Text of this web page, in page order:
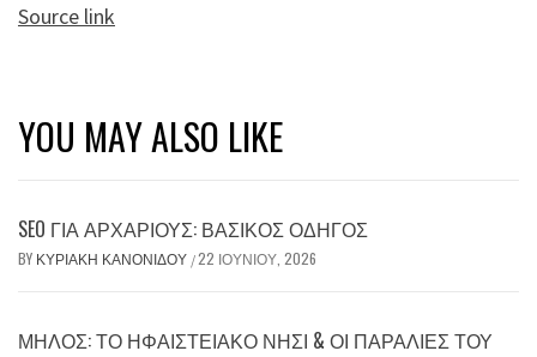
Source link
YOU MAY ALSO LIKE
SEO ΓΙΑ ΑΡΧΆΡΙΟΥΣ: ΒΑΣΙΚΌΣ ΟΔΗΓΌΣ
BY ΚΥΡΙΑΚΉ ΚΑΝΟΝΊΔΟΥ /22 ΙΟΥΝΊΟΥ, 2026
ΜΉΛΟΣ: ΤΟ ΗΦΑΙΣΤΕΙΑΚΌ ΝΗΣΊ & ΟΙ ΠΑΡΑΛΊΕΣ ΤΟΥ